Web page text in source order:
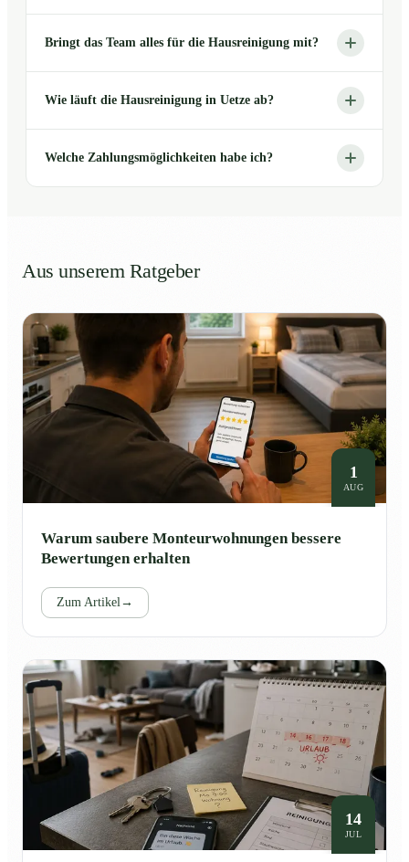
Bringt das Team alles für die Hausreinigung mit?
Wie läuft die Hausreinigung in Uetze ab?
Welche Zahlungsmöglichkeiten habe ich?
Aus unserem Ratgeber
1
AUG
Warum saubere Monteurwohnungen bessere
Bewertungen erhalten
Zum Artikel→
14
JUL